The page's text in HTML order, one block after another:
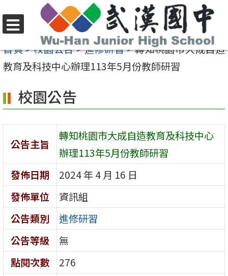
至
要
容
區
選
單
首頁>校園公告>進修研習>轉知桃園市大成自造
教育及科技中心辦理113年5月份教師研習
校園公告
公告主旨
轉知桃園市大成自造教育及科技中心
辦理113年5月份教師研習
發佈日期
2024 年 4 月 16 日
發佈單位
資訊組
公告類別
進修研習
公告等級
無
點閱次數
276